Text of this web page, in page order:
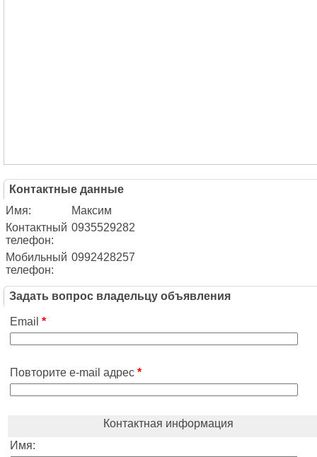
Контактные данные
Имя:
Максим
Контактный
телефон:
0935529282
Мобильный
телефон:
0992428257
Задать вопрос владельцу объявления
Email *
Повторите e-mail адрес *
Контактная информация
Имя: